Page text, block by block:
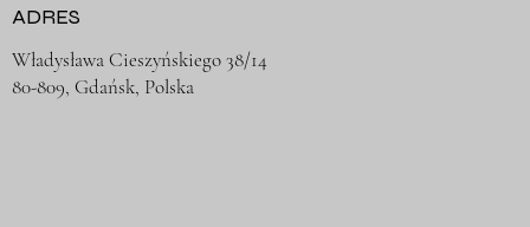
ADRES
Władysława Cieszyńskiego 38/14
80-809, Gdańsk, Polska